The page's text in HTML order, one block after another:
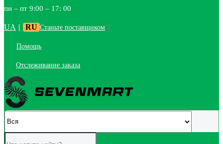
пн – пт 9:00 – 17: 00
UA | RU Станьте поставщиком
Помощь
Отслеживание заказа